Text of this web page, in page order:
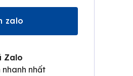
zalo
Zalo
nhất